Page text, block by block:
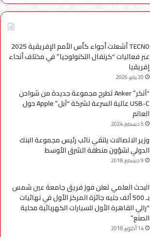
TECNO أشعلت أجواء كأس الأمم الإفريقية 2025
عبر فعاليات “كرنفال التكنولوجيا” في مختلف أنحاء
إفريقيا
20 يناير، 2026
“آنكر” Anker تطرح مجموعة جديدة من شواحن
USB-C عالية السرعة لشركة “آبل” Apple حول
العالم
5 ديسمبر، 2024
وزير الاتصالات يلتقي نائب رئيس مجموعة البنك
الدولي لشؤون منطقة الشرق الأوسط
9 ديسمبر، 2018
البحث العلمي تعلن فوز فريق جامعة عين شمس
بـ 500 ألف جنيه جائزة المركز الأول في نهائيات
“رالي القاهرة الأول للسيارات الكهربائية محلية
الصنع”
14 أكتوبر، 2018